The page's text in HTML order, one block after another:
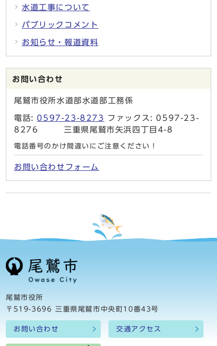
水道工事について
パブリックコメント
お知らせ・報道資料
お問い合わせ
尾鷲市役所水道部水道部工務係
電話: 0597-23-8273
ファックス: 0597-23-
8276 三重県尾鷲市矢浜四丁目4-8
電話番号のかけ間違いにご注意ください！
お問い合わせフォーム
尾鷲市役所
〒519-3696 三重県尾鷲市中央町10番43号
お問い合わせ 交通アクセス